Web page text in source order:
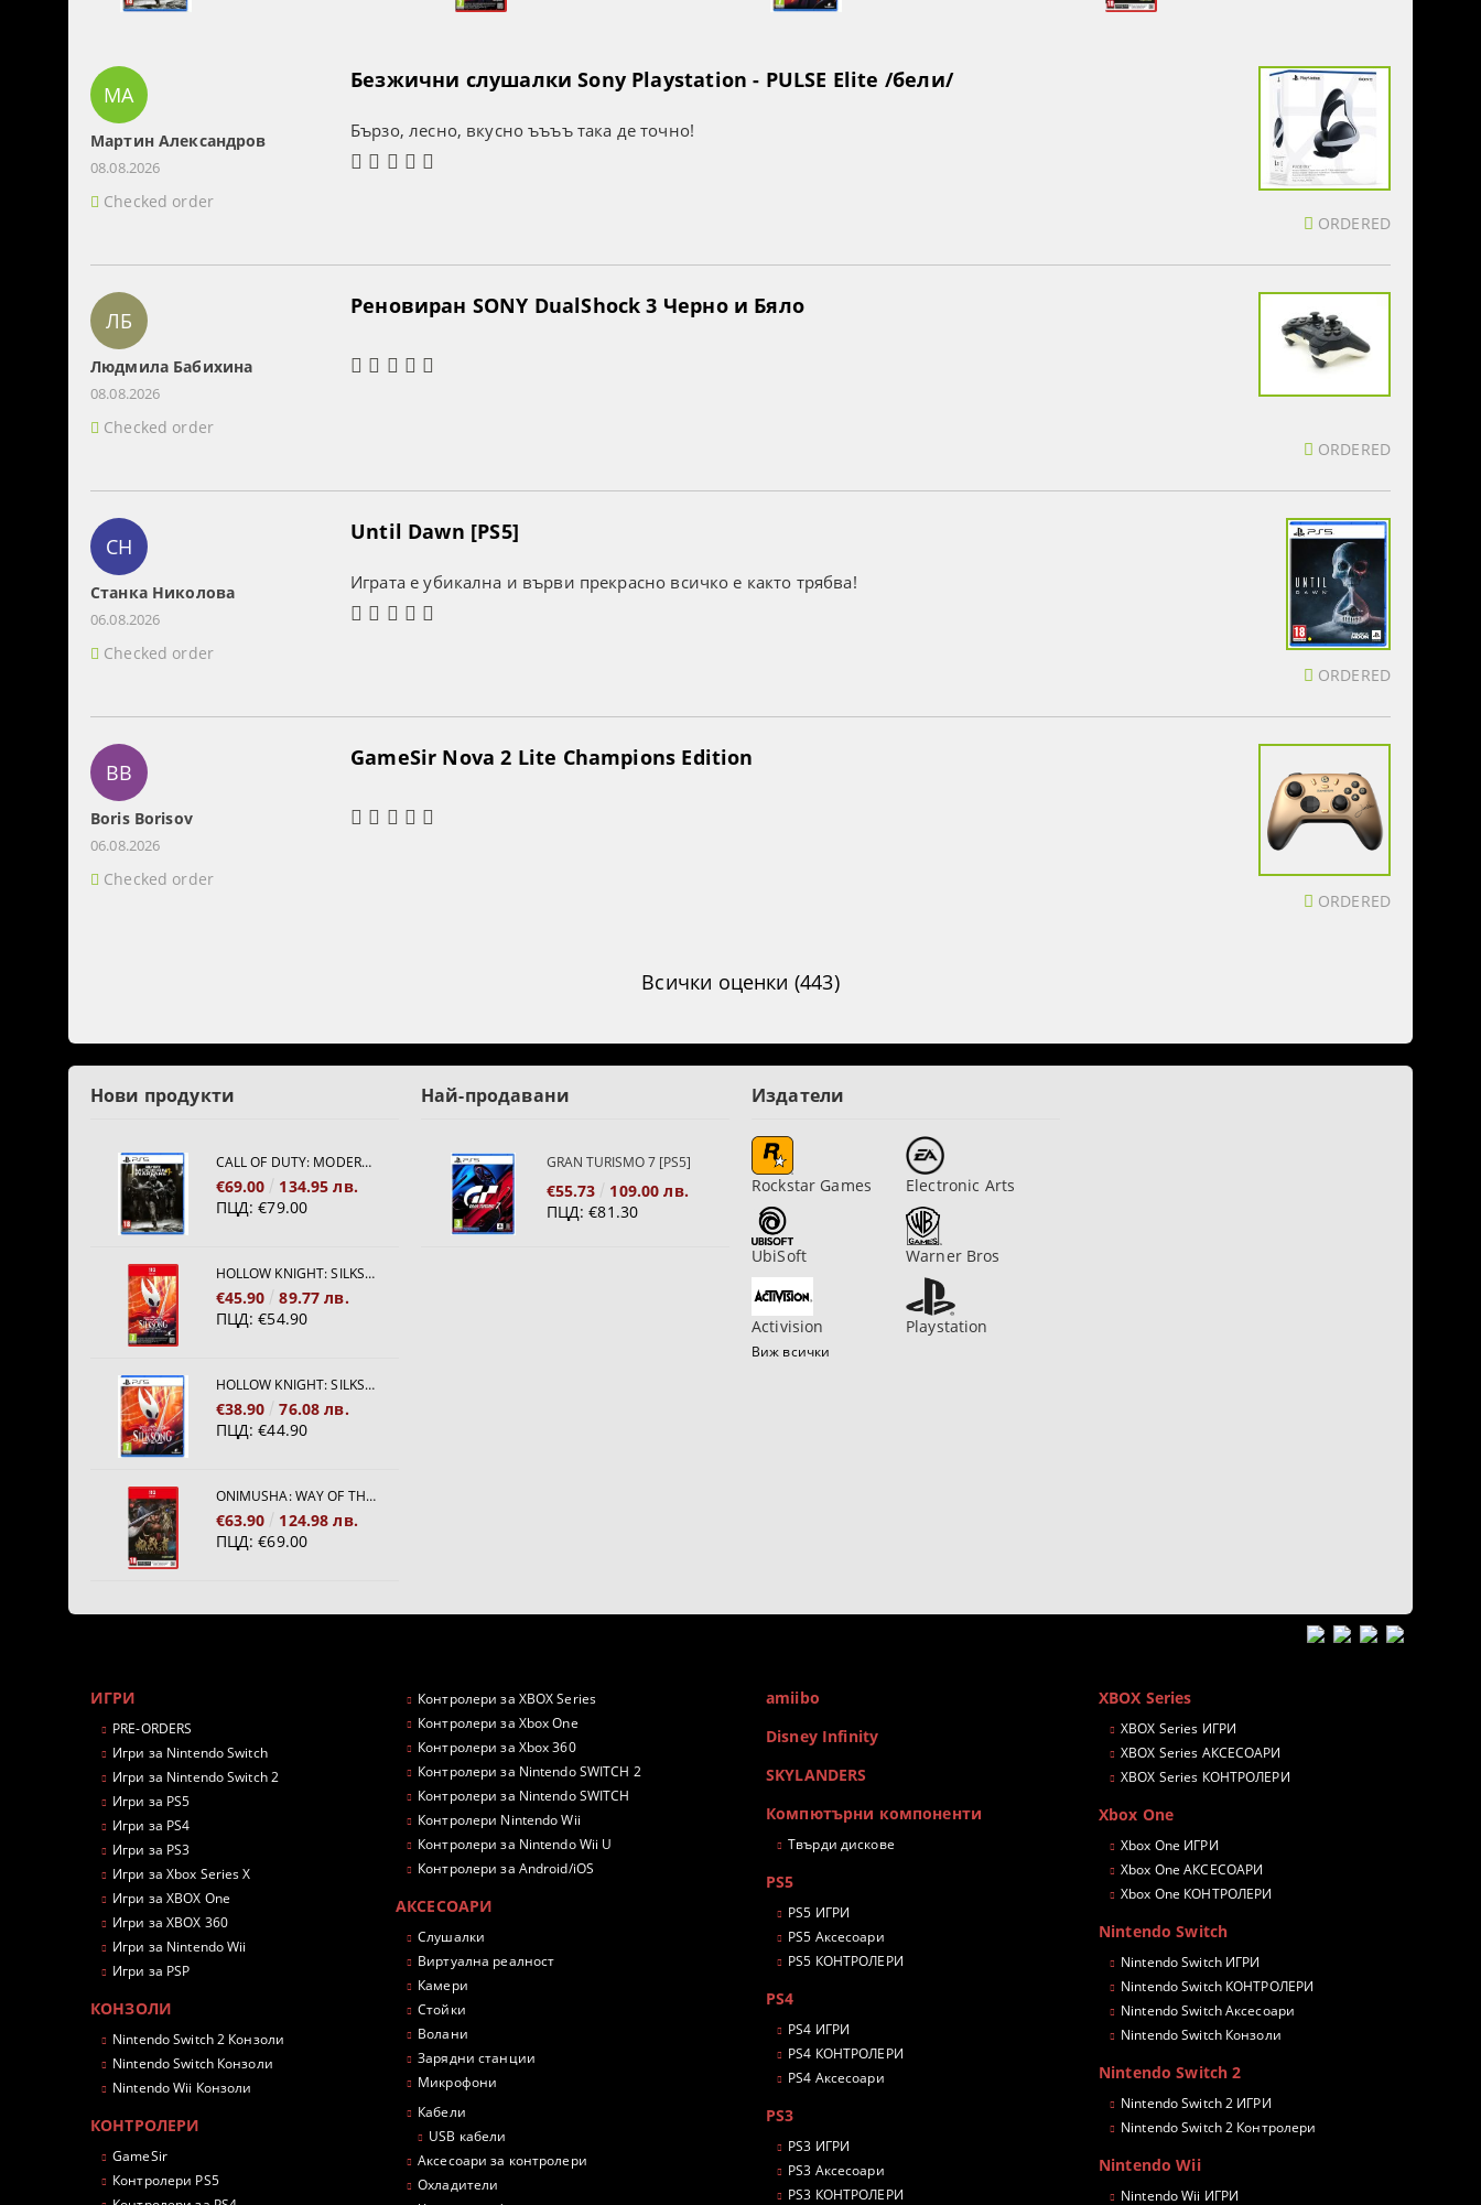
МА
Мартин Александров
08.08.2026
Checked order
Безжични слушалки Sony Playstation - PULSE Elite /бели/
Бързо, лесно, вкусно ъъъъ така де точно!
ORDERED
ЛБ
Людмила Бабихина
08.08.2026
Checked order
Реновиран SONY DualShock 3 Черно и Бяло
ORDERED
СН
Станка Николова
06.08.2026
Checked order
Until Dawn [PS5]
Играта е убикална и върви прекрасно всичко е както трябва!
ORDERED
BB
Boris Borisov
06.08.2026
Checked order
GameSir Nova 2 Lite Champions Edition
ORDERED
Всички оценки (443)
Нови продукти
CALL OF DUTY: MODERN WARFARE 4[PS5]
€69.00
134.95 лв.
ПЦД: €79.00
HOLLOW KNIGHT: SILKSONG [NINTENDO SWITCH 2]
€45.90
89.77 лв.
ПЦД: €54.90
HOLLOW KNIGHT: SILKSONG [PS5]
€38.90
76.08 лв.
ПЦД: €44.90
ONIMUSHA: WAY OF THE SWORD [NINTENDO SWITCH 2]
€63.90
124.98 лв.
ПЦД: €69.00
Най-продавани
GRAN TURISMO 7 [PS5]
€55.73
109.00 лв.
ПЦД: €81.30
Издатели
Rockstar Games Electronic Arts
UbiSoft Warner Bros
Activision Playstation
Виж всички
ИГРИ
PRE-ORDERS
Игри за Nintendo Switch
Игри за Nintendo Switch 2
Игри за PS5
Игри за PS4
Игри за PS3
Игри за Xbox Series X
Игри за XBOX One
Игри за XBOX 360
Игри за Nintendo Wii
Игри за PSP
КОНЗОЛИ
Nintendo Switch 2 Конзоли
Nintendo Switch Конзоли
Nintendo Wii Конзоли
КОНТРОЛЕРИ
GameSir
Контролери PS5
Контролери за XBOX Series
Контролери за Xbox One
Контролери за Xbox 360
Контролери за Nintendo SWITCH 2
Контролери за Nintendo SWITCH
Контролери Nintendo Wii
Контролери за Nintendo Wii U
Контролери за Android/iOS
АКСЕСОАРИ
Слушалки
Виртуална реалност
Камери
Стойки
Волани
Зарядни станции
Микрофони
Кабели
USB кабели
Аксесоари за контролери
Охладители
amiibo
Disney Infinity
SKYLANDERS
Компютърни компоненти
Твърди дискове
PS5
PS5 ИГРИ
PS5 Аксесоари
PS5 КОНТРОЛЕРИ
PS4
PS4 ИГРИ
PS4 КОНТРОЛЕРИ
PS4 Аксесоари
PS3
PS3 ИГРИ
PS3 Аксесоари
PS3 КОНТРОЛЕРИ
XBOX Series
XBOX Series ИГРИ
XBOX Series АКСЕСОАРИ
XBOX Series КОНТРОЛЕРИ
Xbox One
Xbox One ИГРИ
Xbox One АКСЕСОАРИ
Xbox One КОНТРОЛЕРИ
Nintendo Switch
Nintendo Switch ИГРИ
Nintendo Switch КОНТРОЛЕРИ
Nintendo Switch Аксесоари
Nintendo Switch Конзоли
Nintendo Switch 2
Nintendo Switch 2 ИГРИ
Nintendo Switch 2 Контролери
Nintendo Wii
Nintendo Wii ИГРИ